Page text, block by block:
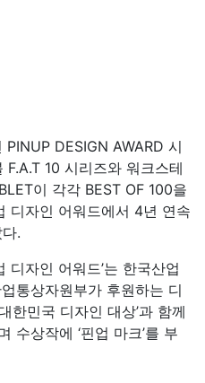
DESIGN AWARD 시
10 시리즈와 워크스테
이 각각 BEST OF 100을
디자인 어워드에서 4년 연속
.
디자인 어워드’는 한국산업
통상자원부가 후원하는 디
한민국 디자인 대상’과 함께
수상작에 ‘핀업 마크’를 부